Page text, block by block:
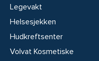
Legevakt
Helsesjekken
Hudkreftsenter
Volvat Kosmetiske